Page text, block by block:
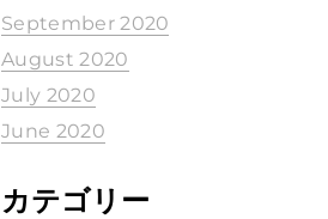
September 2020
August 2020
July 2020
June 2020
カテゴリー